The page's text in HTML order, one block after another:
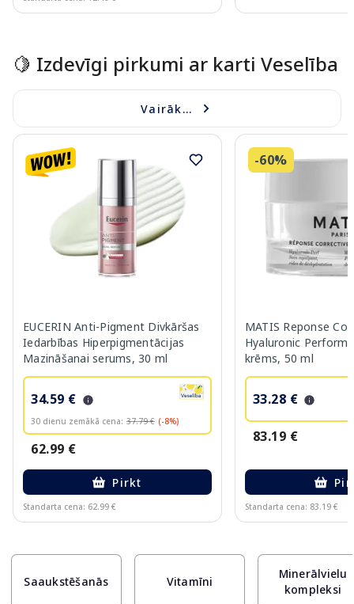
🍋 Izdevīgi pirkumi ar karti Veselība
Vairāk...
EUCERIN Anti-Pigment Divkāršas
Iedarbības Hiperpigmentācijas
Mazināšanai serums, 30 ml
34.59 €
30 dienu zemākā cena: 37.79 € (-8%)
62.99 €
Pirkt
Standarta cena: 62.99 €
-60%
MATIS Reponse
Hyaluronic
krēms, 50 ml
33.28 €
83.19 €
Standarta cena: 83.19 €
Saaukstēšanās Vitamīni
Minerālvielu
kompleksi